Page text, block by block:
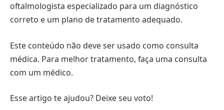
oftalmologista especializado para um diagnóstico
correto e um plano de tratamento adequado.
Este conteúdo não deve ser usado como consulta
médica. Para melhor tratamento, faça uma consulta
com um médico.
Esse artigo te ajudou? Deixe seu voto!